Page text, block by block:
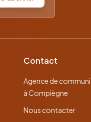
Contact
Agence de
à Compiègne
Nous contacter